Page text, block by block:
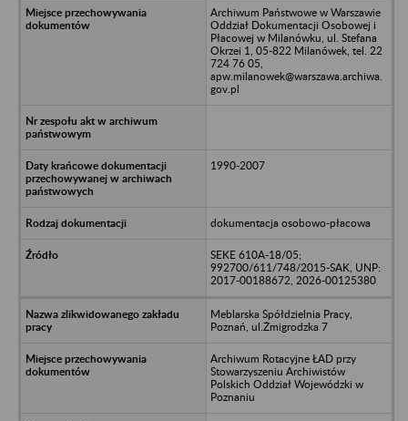
Archiwum Państwowe w Warszawie
Oddział Dokumentacji Osobowej i
Płacowej w Milanówku, ul. Stefana
Okrzei 1, 05-822 Milanówek, tel. 22
724 76 05,
apw.milanowek@warszawa.archiwa.
gov.pl
1990-2007
dokumentacja osobowo-płacowa
SEKE 610A-18/05;
992700/611/748/2015-SAK, UNP:
2017-00188672, 2026-00125380
Meblarska Spółdzielnia Pracy,
Poznań, ul.Żmigrodzka 7
Archiwum Rotacyjne ŁAD przy
Stowarzyszeniu Archiwistów
Polskich Oddział Wojewódzki w
Poznaniu